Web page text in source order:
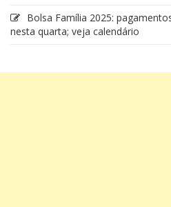
Bolsa Família 2025:
nesta quarta; veja calendário